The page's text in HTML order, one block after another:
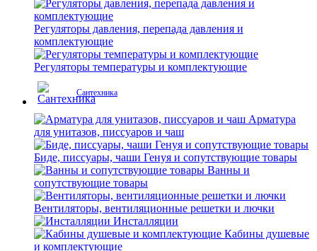
Регуляторы давления, перепада давления и
комплектующие
Регуляторы температуры и комплектующие
Сантехника
Арматура
для унитазов, писсуаров и чаш
Биде, писсуары, чаши Генуя и сопутствующие товары
Ванны и
сопутствующие товары
Вентиляторы, вентиляционные решетки и лючки
Инсталляции
Кабины душевые
и комплектующие